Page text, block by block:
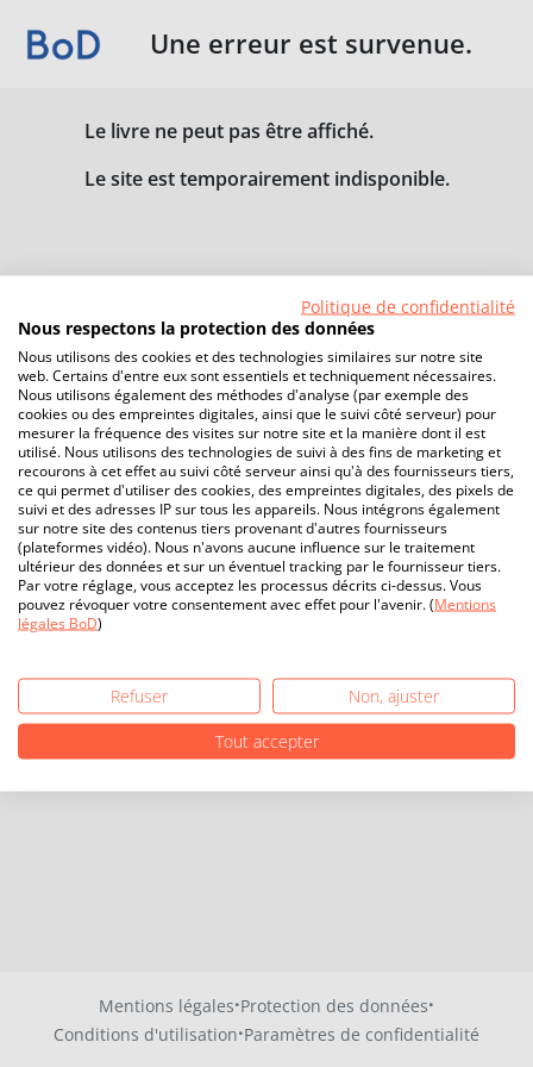
Une erreur est survenue.
Le livre ne peut pas être affiché.
Le site est temporairement indisponible.
Mentions légales·Protection des données·
Conditions d'utilisation·Paramètres de confidentialité
Politique de confidentialité
Nous respectons la protection des données
Nous utilisons des cookies et des technologies similaires sur notre site
web. Certains d'entre eux sont essentiels et techniquement nécessaires.
Nous utilisons également des méthodes d'analyse (par exemple des
cookies ou des empreintes digitales, ainsi que le suivi côté serveur) pour
mesurer la fréquence des visites sur notre site et la manière dont il est
utilisé. Nous utilisons des technologies de suivi à des fins de marketing et
recourons à cet effet au suivi côté serveur ainsi qu'à des fournisseurs tiers,
ce qui permet d'utiliser des cookies, des empreintes digitales, des pixels de
suivi et des adresses IP sur tous les appareils. Nous intégrons également
sur notre site des contenus tiers provenant d'autres fournisseurs
(plateformes vidéo). Nous n'avons aucune influence sur le traitement
ultérieur des données et sur un éventuel tracking par le fournisseur tiers.
Par votre réglage, vous acceptez les processus décrits ci-dessus. Vous
pouvez révoquer votre consentement avec effet pour l'avenir. (Mentions
légales BoD)
Refuser
Non, ajuster
Tout accepter